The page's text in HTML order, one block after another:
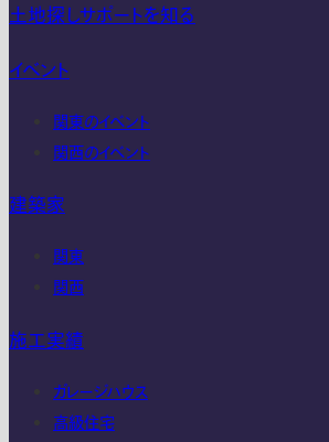
土地探しサポートを知る
イベント
関東のイベント
関西のイベント
建築家
関東
関西
施工実績
ガレージハウス
高級住宅